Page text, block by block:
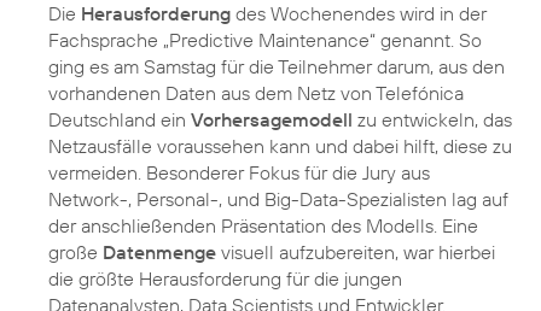
Die Herausforderung des Wochenendes wird in der
Fachsprache „Predictive Maintenance“ genannt. So
ging es am Samstag für die Teilnehmer darum, aus den
vorhandenen Daten aus dem Netz von Telefónica
Deutschland ein Vorhersagemodell zu entwickeln, das
Netzausfälle voraussehen kann und dabei hilft, diese zu
vermeiden. Besonderer Fokus für die Jury aus
Network-, Personal-, und Big-Data-Spezialisten lag auf
der anschließenden Präsentation des Modells. Eine
große Datenmenge visuell aufzubereiten, war hierbei
die größte Herausforderung für die jungen
Datenanalysten, Data Scientists und Entwickler.